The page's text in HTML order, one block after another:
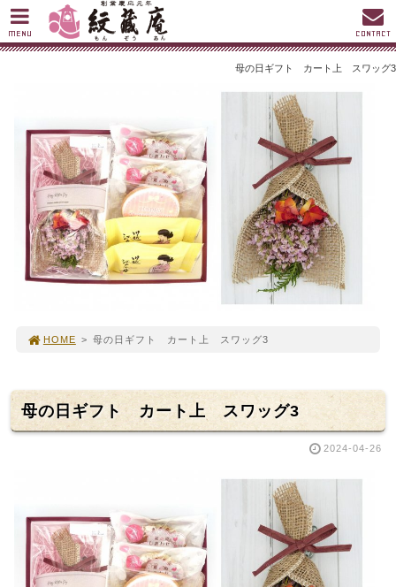
母の日ギフト カート上 スワッグ3
HOME > 母の日ギフト カート上 スワッグ3
母の日ギフト カート上 スワッグ3
2024-04-26
MENU CONTACT